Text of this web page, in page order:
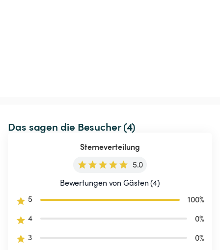
Das sagen die Besucher (4)
Sterneverteilung
5.0
Bewertungen von Gästen (4)
5
100%
4
0%
3
0%